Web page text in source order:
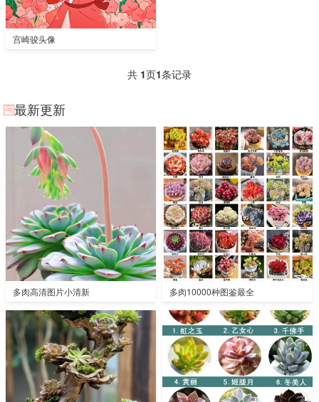
宫崎骏头像
共 1页1条记录
最新更新
多肉高清图片小清新 多肉10000种图鉴最全